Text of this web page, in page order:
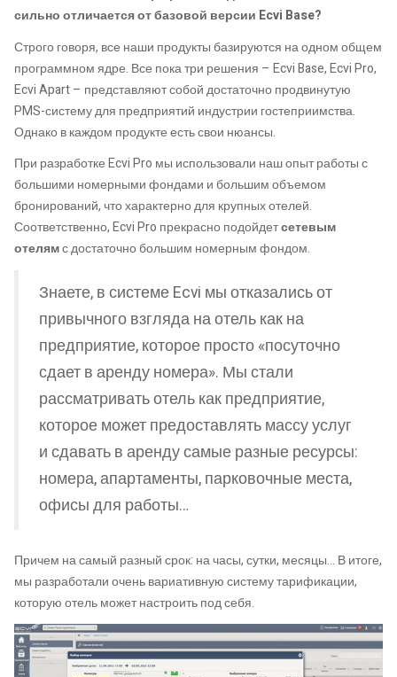
сильно отличается от базовой версии Ecvi Base?
Строго говоря, все наши продукты базируются на одном общем
программном ядре. Все пока три решения – Ecvi Base, Ecvi Pro,
Ecvi Apart – представляют собой достаточно продвинутую
PMS-систему для предприятий индустрии гостеприимства.
Однако в каждом продукте есть свои нюансы.
При разработке Ecvi Pro мы использовали наш опыт работы с
большими номерными фондами и большим объемом
бронирований, что характерно для крупных отелей.
Соответственно, Ecvi Pro прекрасно подойдетсетевым
отелямс достаточно большим номерным фондом.
Знаете, в системе Ecvi мы отказались от
привычного взгляда на отель как на
предприятие, которое просто «посуточно
сдает в аренду номера». Мы стали
рассматривать отель как предприятие,
которое может предоставлять массу услуг
и сдавать в аренду самые разные ресурсы:
номера, апартаменты, парковочные места,
офисы для работы…
Причем на самый разный срок: на часы, сутки, месяцы… В итоге,
мы разработали очень вариативную систему тарификации,
которую отель может настроить под себя.